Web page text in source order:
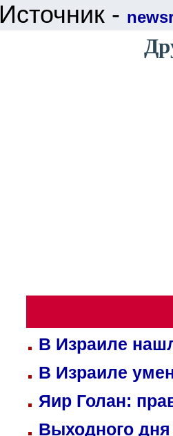
Источник -
В Израиле
В Израиле
Яир Голан:
Выходного